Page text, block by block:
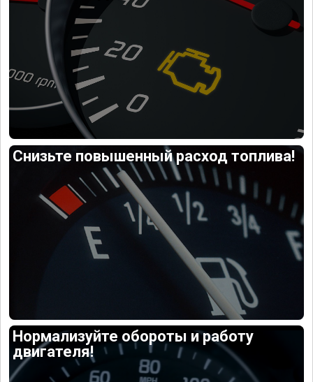
Снизьте повышенный расход топлива!
Нормализуйте обороты и работу
двигателя!